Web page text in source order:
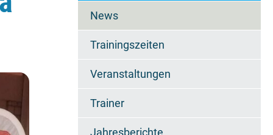
News
Trainingszeiten
Veranstaltungen
Trainer
Jahresberichte